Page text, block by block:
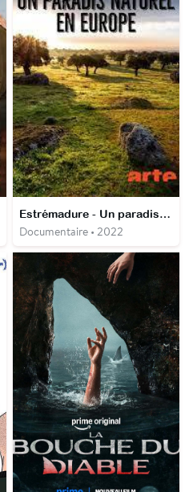
Estrémadure - Un paradis naturel en Europe
Documentaire • 2022